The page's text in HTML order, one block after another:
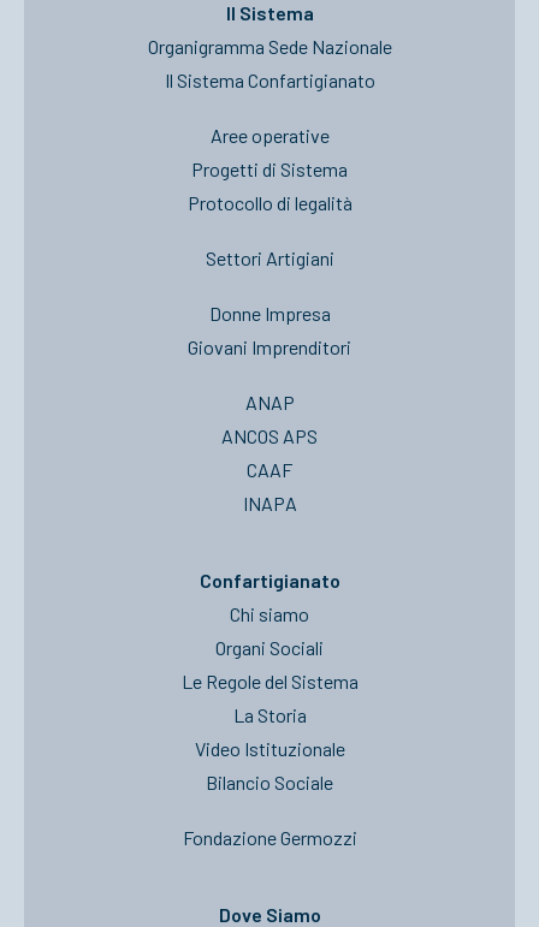
Il Sistema
Organigramma Sede Nazionale
Il Sistema Confartigianato
Aree operative
Progetti di Sistema
Protocollo di legalità
Settori Artigiani
Donne Impresa
Giovani Imprenditori
ANAP
ANCOS APS
CAAF
INAPA
Confartigianato
Chi siamo
Organi Sociali
Le Regole del Sistema
La Storia
Video Istituzionale
Bilancio Sociale
Fondazione Germozzi
Dove Siamo